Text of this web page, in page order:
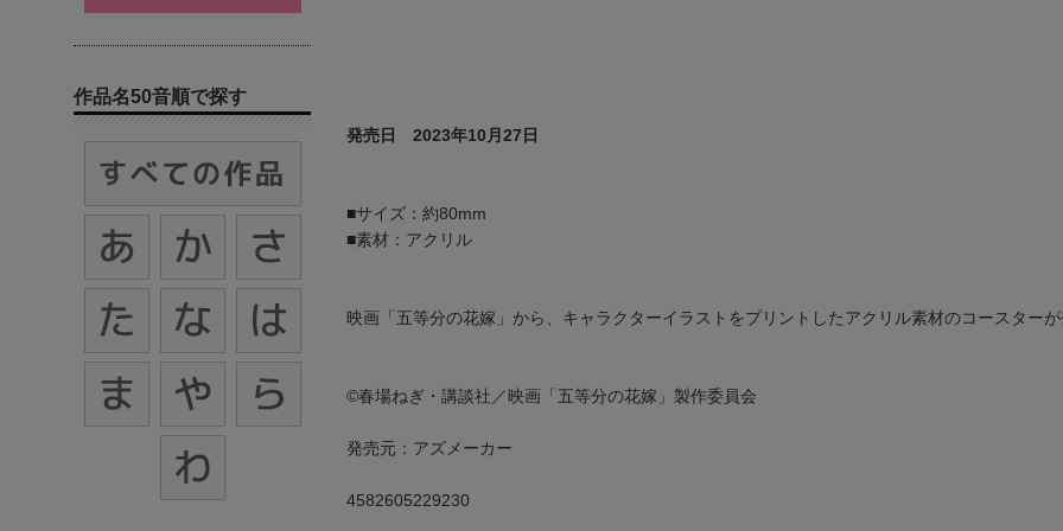
発売日 2023年10月27日
■サイズ：約80mm
■素材：アクリル
映画「五等分の花嫁」から、キャラクターイラストをプリントしたアクリル素材のコースターが
©春場ねぎ・講談社／映画「五等分の花嫁」製作委員会
発売元：アズメーカー
4582605229230
作品名50音順で探す